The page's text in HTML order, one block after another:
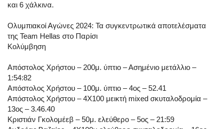
και 6 χάλκινα.
Ολυμπιακοί Αγώνες 2024: Τα συγκεντρωτικά αποτελέσματα
της Team Hellas στο Παρίσι
Κολύμβηση
Απόστολος Χρήστου – 200μ. ύπτιο – Ασημένιο μετάλλιο –
1:54:82
Απόστολος Χρήστου – 100μ. ύπτιο – 4ος – 52.41
Απόστολος Χρήστου – 4Χ100 μεικτή mixed σκυταλοδρομία –
13ος – 3.46.40
Κριστιάν Γκολομέεβ – 50μ. ελεύθερο – 5ος – 21:59